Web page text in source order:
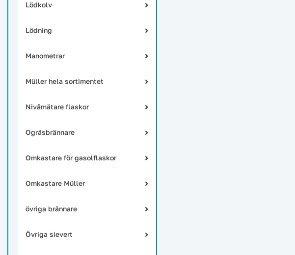
Lödkolv
Lödning
Manometrar
Müller hela sortimentet
Nivåmätare flaskor
Ogräsbrännare
Omkastare för gasolflaskor
Omkastare Müller
övriga brännare
Övriga sievert